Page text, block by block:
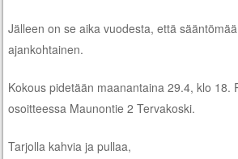
Jälleen on se aika vuodesta, että
ajankohtainen.
Kokous pidetään maanantaina 29.4, klo 18.
osoitteessa Maunontie 2 Tervakoski.
Tarjolla kahvia ja pullaa,